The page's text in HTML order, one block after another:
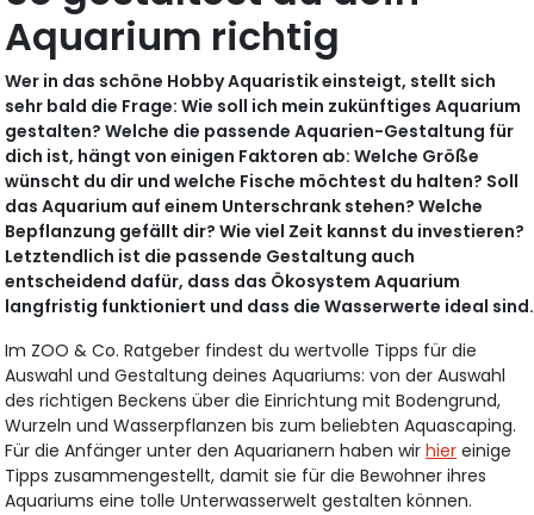
Aquarium richtig
Wer in das schöne Hobby Aquaristik einsteigt, stellt sich
sehr bald die Frage: Wie soll ich mein zukünftiges Aquarium
gestalten? Welche die passende Aquarien-Gestaltung für
dich ist, hängt von einigen Faktoren ab: Welche Größe
wünscht du dir und welche Fische möchtest du halten? Soll
das Aquarium auf einem Unterschrank stehen? Welche
Bepflanzung gefällt dir? Wie viel Zeit kannst du investieren?
Letztendlich ist die passende Gestaltung auch
entscheidend dafür, dass das Ökosystem Aquarium
langfristig funktioniert und dass die Wasserwerte ideal sind.
Im ZOO & Co. Ratgeber findest du wertvolle Tipps für die
Auswahl und Gestaltung deines Aquariums: von der Auswahl
des richtigen Beckens über die Einrichtung mit Bodengrund,
Wurzeln und Wasserpflanzen bis zum beliebten Aquascaping.
Für die Anfänger unter den Aquarianern haben wirhier einige
Tipps zusammengestellt, damit sie für die Bewohner ihres
Aquariums eine tolle Unterwasserwelt gestalten können.